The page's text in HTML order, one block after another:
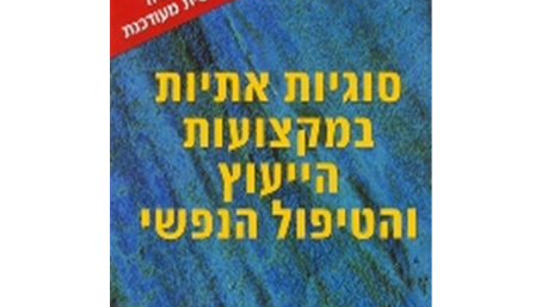
גבי שפלר גבריאל וייל
יהודית
אכמון